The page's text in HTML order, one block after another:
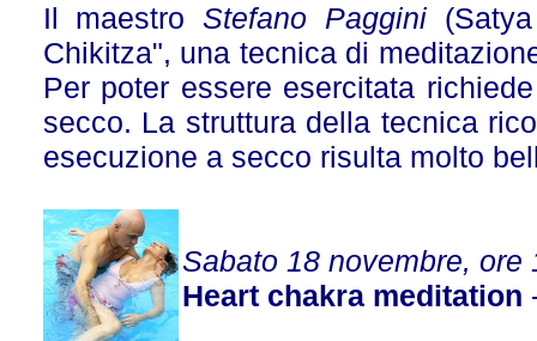
Il maestroStefano Paggini
Chikitza", una tecnica di
Per poter essere esercitata
secco. La struttura della tecnica
esecuzione a secco risulta molto
Sabato 18 novembre, ore
Heart chakra meditation